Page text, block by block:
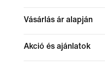
Vásárlás ár alapján
Akció és ajánlatok